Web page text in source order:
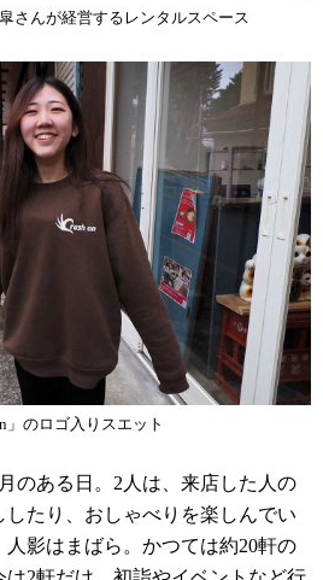
さんが経営するレンタルスペース
」のロゴ入りスエット
のある日。2人は、来店した人の
たり、おしゃべりを楽しんでい
影はまばら。かつては約20軒の